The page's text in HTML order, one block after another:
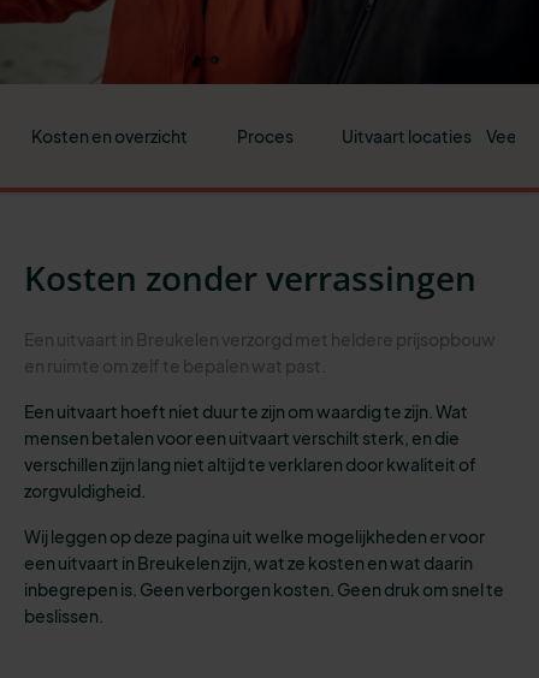
Kosten en overzicht Proces Uitvaart locaties
Kosten zonder verrassingen
Een uitvaart in Breukelen verzorgd met heldere prijsopbouw
en ruimte om zelf te bepalen wat past.
Een uitvaart hoeft niet duur te zijn om waardig te zijn. Wat
mensen betalen voor een uitvaart verschilt sterk, en die
verschillen zijn lang niet altijd te verklaren door kwaliteit of
zorgvuldigheid.
Wij leggen op deze pagina uit welke mogelijkheden er voor
een uitvaart in Breukelen zijn, wat ze kosten en wat daarin
inbegrepen is. Geen verborgen kosten. Geen druk om snel te
beslissen.